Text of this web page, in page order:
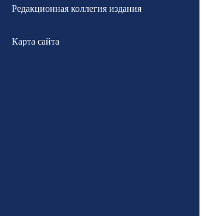
Редакционная коллегия издания
Карта сайта